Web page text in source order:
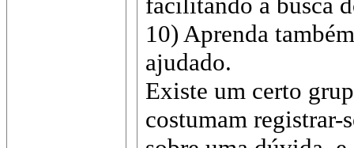
10) Aprenda
ajudado.
Existe um certo
costumam